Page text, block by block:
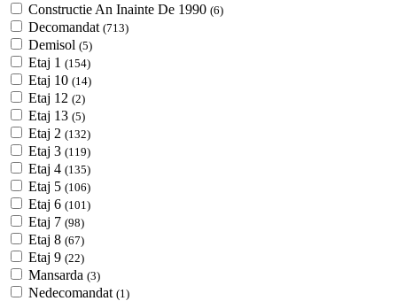
Constructie An Inainte De 1990 (6)
Decomandat (713)
Demisol (5)
Etaj 1 (154)
Etaj 10 (14)
Etaj 12 (2)
Etaj 13 (5)
Etaj 2 (132)
Etaj 3 (119)
Etaj 4 (135)
Etaj 5 (106)
Etaj 6 (101)
Etaj 7 (98)
Etaj 8 (67)
Etaj 9 (22)
Mansarda (3)
Nedecomandat (1)